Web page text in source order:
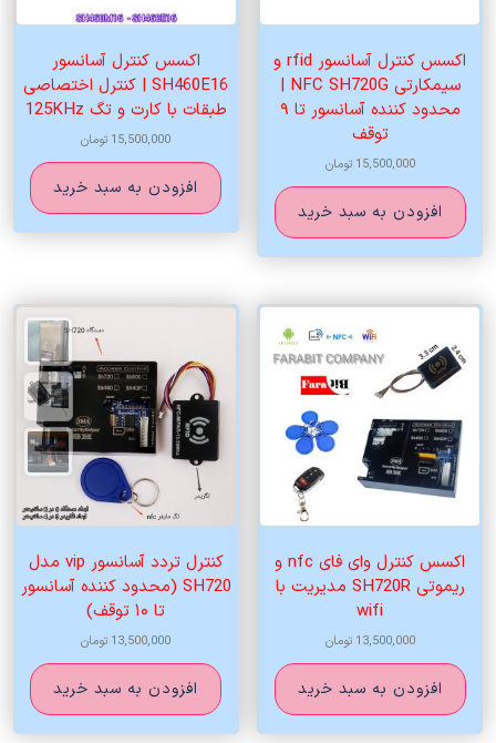
اکسس کنترل آسانسور rfid و
سیمکارتی NFC SH720G |
محدود کننده آسانسور تا ۹
توقف
15,500,000 تومان
افزودن به سبد خرید
اکسس کنترل آسانسور
SH460E16 | کنترل اختصاصی
طبقات با کارت و تگ 125KHz
15,500,000 تومان
افزودن به سبد خرید
اکسس کنترل وای فای nfc و
ریموتی SH720R مدیریت با
wifi
13,500,000 تومان
افزودن به سبد خرید
کنترل تردد آسانسور vip مدل
SH720 (محدود کننده آسانسور
تا ۱۰ توقف)
13,500,000 تومان
افزودن به سبد خرید